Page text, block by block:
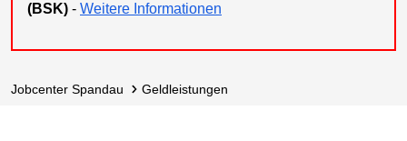
(BSK) - Weitere Informationen
Jobcenter Spandau Geldleistungen